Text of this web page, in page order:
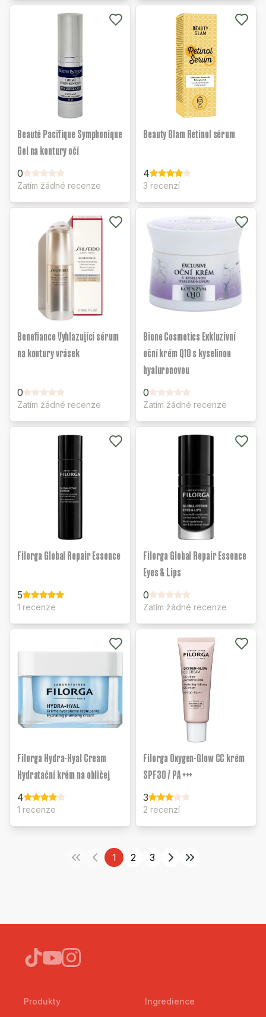
Beauté Pacifique Symphonique
Gel na kontury očí
0
Zatím žádné recenze
Beauty Glam Retinol sérum
4
3 recenzí
Benefiance Vyhlazující sérum
na kontury vrásek
0
Zatím žádné recenze
Bione Cosmetics Exkluzivní
oční krém Q10 s kyselinou
hyaluronovou
0
Zatím žádné recenze
Filorga Global Repair Essence
5
1 recenze
Filorga Global Repair Essence
Eyes & Lips
0
Zatím žádné recenze
Filorga Hydra-Hyal Cream
Hydratační krém na obličej
4
1 recenze
Filorga Oxygen-Glow CC krém
SPF30 / PA +++
3
2 recenzí
1 2 3
Produkty Ingredience